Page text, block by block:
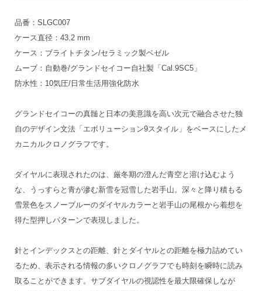
品番：SLGC007
ケース直径：43.2 mm
ケース：ブライトチタン/セラミック製ベゼル
ムーブ：自動巻/グランドセイコー自社製「Cal.9SC5」
防水性：10気圧/日常生活用強化防水
グランドセイコーの真髄と日本の美意識を高い次元で融合させた独
自のデザイン文法「エボリューション9スタイル」をベースにしたメ
カニカルクロノグラフです。
ダイヤルに表現されたのは、厳冬期の澄んだ青空と溶け込むよう
な、うっすらと青が滲む新雪を冠雪した岩手山。深々と降り積もる
雪景色をスノーブルーのダイヤルカラーと岩手山の尾根から着想を
得た型押しパターンで表現しました。
針とインデックスとの距離、針とダイヤルとの距離を極力詰めてい
るため、表示される情報の多いクロノグラフでも時刻を瞬時に読み
取ることができます。サブダイヤルの視認性を最大限確保しなが